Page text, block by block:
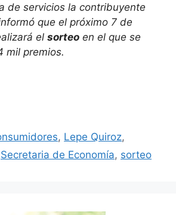
de servicios la contribuyente
que el próximo 7 de
el sorteo en el que se
mil premios.
, Lepe Quiroz,
Secretaria de Economía, sorteo